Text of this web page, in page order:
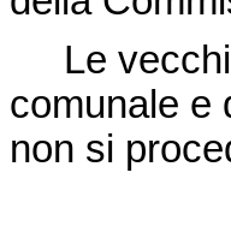
Le
comunale e
non si